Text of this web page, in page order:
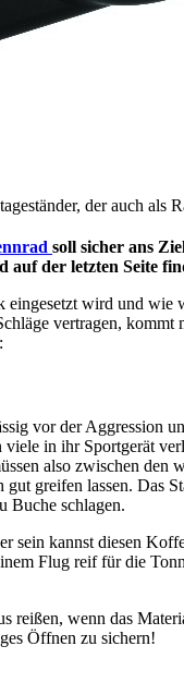
der auch als
soll sicher ans
der letzten Seite
wird und
vertragen,
vor der Aggression
in ihr Sportgerät
also zwischen
greifen lassen.
Buche schlagen.
kannst diesen
Flug reif für die
reißen, wenn das
Öffnen zu sichern!